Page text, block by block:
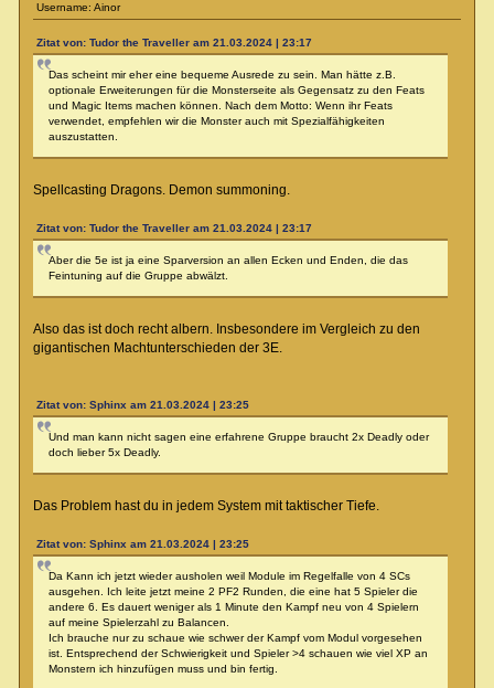
Username: Ainor
Zitat von: Tudor the Traveller am 21.03.2024 | 23:17
Das scheint mir eher eine bequeme Ausrede zu sein. Man hätte z.B.
optionale Erweiterungen für die Monsterseite als Gegensatz zu den Feats
und Magic Items machen können. Nach dem Motto: Wenn ihr Feats
verwendet, empfehlen wir die Monster auch mit Spezialfähigkeiten
auszustatten.
Spellcasting Dragons. Demon summoning.
Zitat von: Tudor the Traveller am 21.03.2024 | 23:17
Aber die 5e ist ja eine Sparversion an allen Ecken und Enden, die das
Feintuning auf die Gruppe abwälzt.
Also das ist doch recht albern. Insbesondere im Vergleich zu den
gigantischen Machtunterschieden der 3E.
Zitat von: Sphinx am 21.03.2024 | 23:25
Und man kann nicht sagen eine erfahrene Gruppe braucht 2x Deadly oder
doch lieber 5x Deadly.
Das Problem hast du in jedem System mit taktischer Tiefe.
Zitat von: Sphinx am 21.03.2024 | 23:25
Da Kann ich jetzt wieder ausholen weil Module im Regelfalle von 4 SCs
ausgehen. Ich leite jetzt meine 2 PF2 Runden, die eine hat 5 Spieler die
andere 6. Es dauert weniger als 1 Minute den Kampf neu von 4 Spielern
auf meine Spielerzahl zu Balancen.
Ich brauche nur zu schaue wie schwer der Kampf vom Modul vorgesehen
ist. Entsprechend der Schwierigkeit und Spieler >4 schauen wie viel XP an
Monstern ich hinzufügen muss und bin fertig.